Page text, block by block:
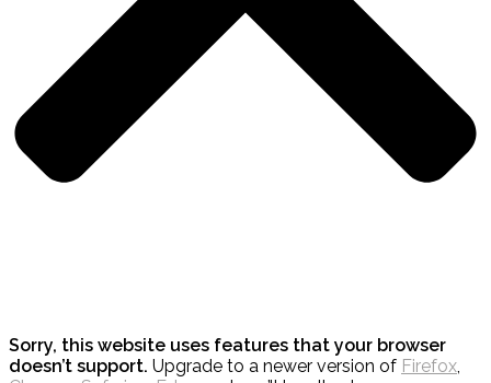
Sorry, this website uses features that your browser
doesn’t support. Upgrade to a newer version of Firefox